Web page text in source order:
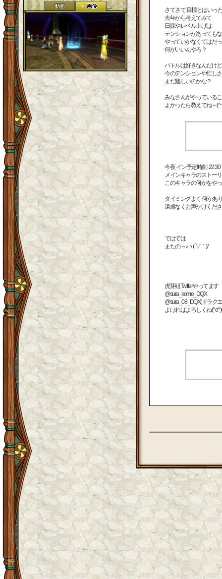
さてさて 目標とはいっ
去年から考えてみて
日課やレベル上げは
テンションがあっても
やっていかなくてはだ
何がいいんやろ？
バトルは好きなんだけど
今のテンションや忙し
まだ難しいのかな？
みなさんがやっている
よかったら教えてね～(^
今夜 イン予定時刻 22:30
メインキャラのストー
このキャラの何かをや
タイミングよく 何かあ
遠慮なくお声かけくださ
ではでは
またの～♪ヽ(´▽｀)/
虎芽組Twitterやってます
@sura_kome_DQX
@sura_08_DQX(ドラク
よければよろしくね